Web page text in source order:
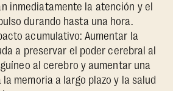
inmediatamente la atención y el
durando hasta una hora.
acumulativo: Aumentar la
a preservar el poder cerebral al
al cerebro y aumentar una
memoria a largo plazo y la salud